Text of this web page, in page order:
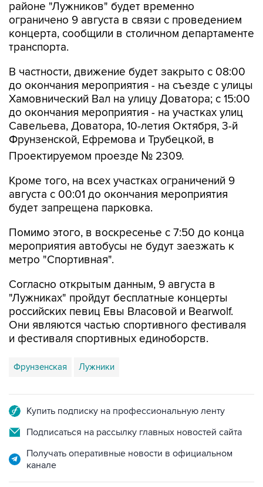
районе "Лужников" будет временно
ограничено 9 августа в связи с проведением
концерта, сообщили в столичном департаменте
транспорта.
В частности, движение будет закрыто с 08:00
до окончания мероприятия - на съезде с улицы
Хамовнический Вал на улицу Доватора; с 15:00
до окончания мероприятия - на участках улиц
Савельева, Доватора, 10-летия Октября, 3-й
Фрунзенской, Ефремова и Трубецкой, в
Проектируемом проезде № 2309.
Кроме того, на всех участках ограничений 9
августа с 00:01 до окончания мероприятия
будет запрещена парковка.
Помимо этого, в воскресенье с 7:50 до конца
мероприятия автобусы не будут заезжать к
метро "Спортивная".
Согласно открытым данным, 9 августа в
"Лужниках" пройдут бесплатные концерты
российских певиц Евы Власовой и Bearwolf.
Они являются частью спортивного фестиваля
и фестиваля спортивных единоборств.
Фрунзенская Лужники
Купить подписку на профессиональную ленту
Подписаться на рассылку главных новостей сайта
Получать оперативные новости в официальном
канале